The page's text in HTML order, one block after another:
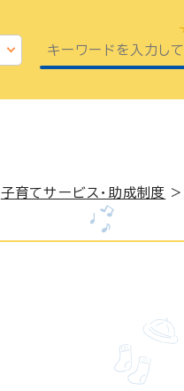
子育てサービス・助成制度 >